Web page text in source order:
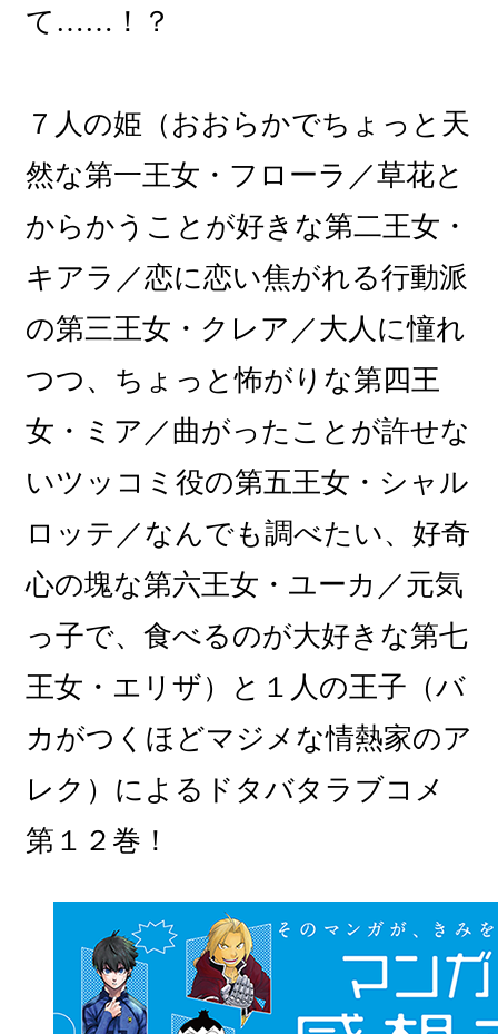
て……！？
７人の姫（おおらかでちょっと天
然な第一王女・フローラ／草花と
からかうことが好きな第二王女・
キアラ／恋に恋い焦がれる行動派
の第三王女・クレア／大人に憧れ
つつ、ちょっと怖がりな第四王
女・ミア／曲がったことが許せな
いツッコミ役の第五王女・シャル
ロッテ／なんでも調べたい、好奇
心の塊な第六王女・ユーカ／元気
っ子で、食べるのが大好きな第七
王女・エリザ）と１人の王子（バ
カがつくほどマジメな情熱家のア
レク）によるドタバタラブコメ
第１２巻！